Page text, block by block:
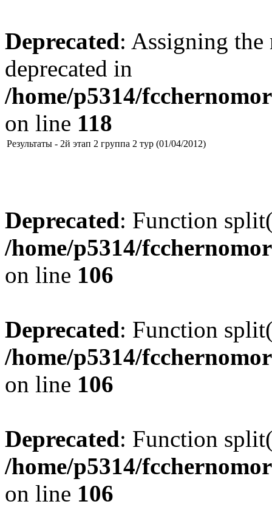
Deprecated: Assigning the
deprecated in
/home/p5314/
on line 118
Результаты - 2й этап 2 группа 2 тур (01/04/2012)
Deprecated: Function
/home/p5314/
on line 106
Deprecated: Function
/home/p5314/
on line 106
Deprecated: Function
/home/p5314/
on line 106